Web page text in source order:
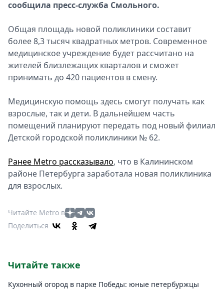
сообщила пресс-служба Смольного.
Общая площадь новой поликлиники составит
более 8,3 тысяч квадратных метров. Современное
медицинское учреждение будет рассчитано на
жителей близлежащих кварталов и сможет
принимать до 420 пациентов в смену.
Медицинскую помощь здесь смогут получать как
взрослые, так и дети. В дальнейшем часть
помещений планируют передать под новый филиал
Детской городской поликлиники № 62.
Ранее Metro рассказывало, что в Калининском
районе Петербурга заработала новая поликлиника
для взрослых.
Читайте Metro в
Поделиться
Читайте также
Кухонный огород в парке Победы: юные петербуржцы